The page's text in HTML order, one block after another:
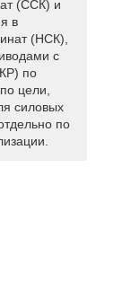
(ССК) и
в
(НСК),
с
по
цели,
силовых
по